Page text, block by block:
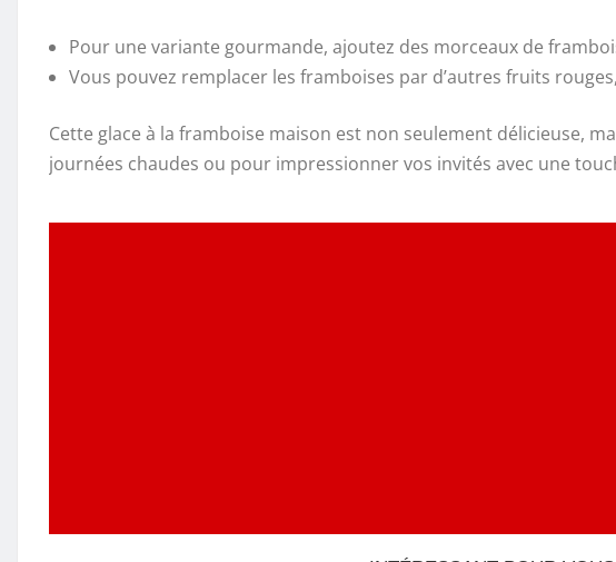
Pour une variante gourmande, ajoutez des morceaux de
Vous pouvez remplacer les framboises par d’autres fruits
Cette glace à la framboise maison est non seulement délicieuse,
journées chaudes ou pour impressionner vos invités avec une